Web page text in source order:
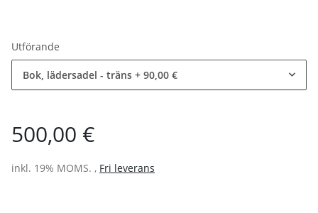
Utförande
Bok, lädersadel - träns + 90,00 €
500,00 €
inkl. 19% MOMS. , Fri leverans